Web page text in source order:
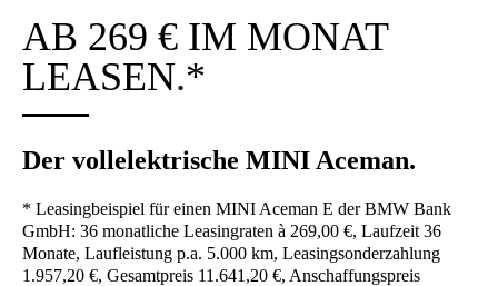
AB 269 € IM MONAT
LEA­SEN.*
Der voll­elek­tri­sche MINI Ace­man.
* Lea­sing­bei­spiel für einen MINI Ace­man E der BMW Bank
GmbH: 36 monat­li­che Lea­sing­ra­ten à 269,00 €, Lauf­zeit 36
Mona­te, Lauf­leis­tung p.a. 5.000 km, Lea­sing­son­der­zah­lung
1.957,20 €, Gesamt­preis 11.641,20 €, Anschaf­fungs­preis